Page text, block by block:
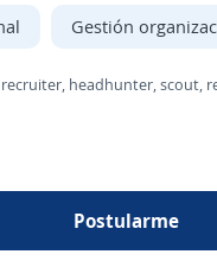
Gestión
recruiter, headhunter,
Postularme